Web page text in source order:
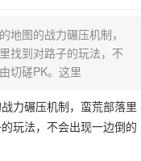
图的战力碾压机制，
找到对路子的玩法，不
切磋PK。这里
力碾压机制，蛮荒部落里
玩法，不会出现一边倒的